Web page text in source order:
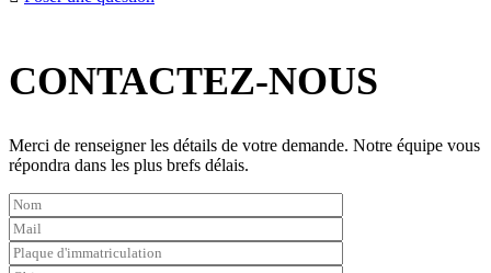
boite
(coté
chauffeur)
this
field
CONTACTEZ-NOUS
Merci de renseigner les détails de votre demande. Notre équipe vous
répondra dans les plus brefs délais.